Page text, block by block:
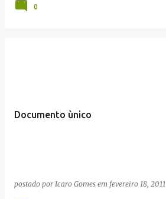
0
Documento ùnico
postado por Icaro Gomes em fevereiro 18, 2011